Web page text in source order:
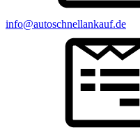
info@autoschnellankauf.de